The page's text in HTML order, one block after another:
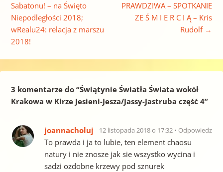
Sabatonu! – na Święto
Niepodległości 2018;
wRealu24: relacja z marszu
2018!
PRAWDZIWA – SPOTKANIE
ZE Ś M I E R C I Ą – Kris
Rudolf →
3 komentarze do “Świątynie Światła Świata wokół
Krakowa w Kirze Jesieni-Jesza/Jassy-Jastruba część 4”
joannacholuj 12 listopada 2018 o 17:32 Odpowiedz
To prawda i ja to lubie, ten element chaosu
natury i nie znosze jak sie wszystko wycina i
sadzi ozdobne krzewy pod sznurek